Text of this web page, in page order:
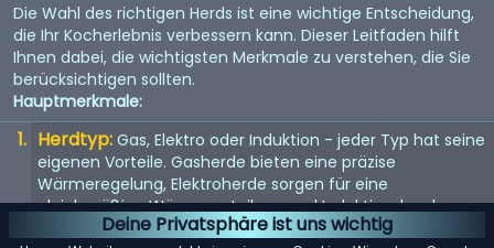
Deine Privatsphäre ist uns wichtig
Die Wahl des richtigen Herds ist eine wichtige Entscheidung,
die Ihr Kocherlebnis verbessern kann. Dieser Leitfaden hilft
Ihnen dabei, die wichtigsten Merkmale zu verstehen, die Sie
berücksichtigen sollten.
Hauptmerkmale:
Herdtyp: Gas, Elektro oder Induktion - jeder Typ hat seine
eigenen Vorteile. Gasherde bieten eine präzise
Wärmeregelung, Elektroherde sorgen für eine
gleichmäßige Wärmeverteilung und Induktionsherde
ermöglichen ein schnelles und effizientes Erhitzen.